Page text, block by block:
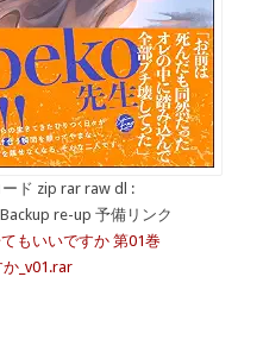
ド zip rar raw dl :
re-up 予備リンク
もいいですか 第01巻
_v01.rar